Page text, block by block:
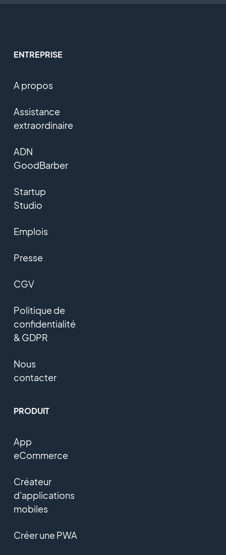
ENTREPRISE
A propos
Assistance
extraordinaire
ADN
GoodBarber
Startup
Studio
Emplois
Presse
CGV
Politique de
confidentialité
& GDPR
Nous
contacter
PRODUIT
App
eCommerce
Créateur
d'applications
mobiles
Créer une PWA